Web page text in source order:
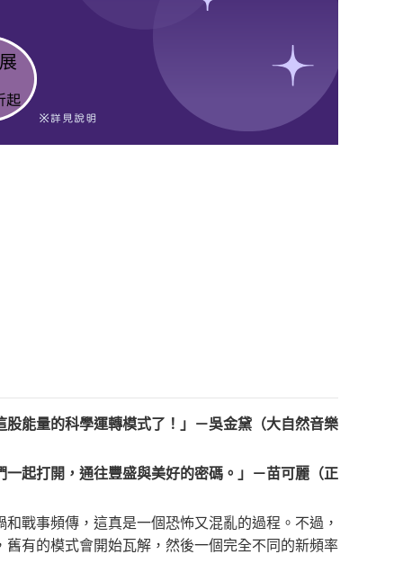
能量的科學運轉模式了！」－吳金黛（大自然音樂
起打開，通往豐盛與美好的密碼。」－苗可麗（正
戰事頻傳，這真是一個恐怖又混亂的過程。不過，
有的模式會開始瓦解，然後一個完全不同的新頻率